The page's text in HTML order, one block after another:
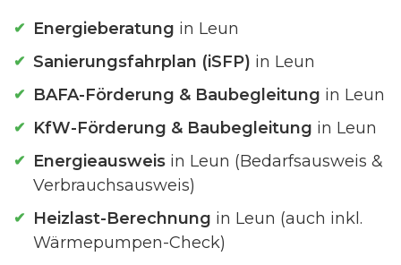
Energieberatung in Leun
Sanierungsfahrplan (iSFP) in Leun
BAFA-Förderung & Baubegleitung in Leun
KfW-Förderung & Baubegleitung in Leun
Energieausweis in Leun (Bedarfsausweis &
Verbrauchsausweis)
Heizlast-Berechnung in Leun (auch inkl.
Wärmepumpen-Check)